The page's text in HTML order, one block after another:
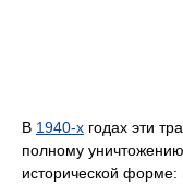
В 1940-х годах эти
полному
исторической форме: